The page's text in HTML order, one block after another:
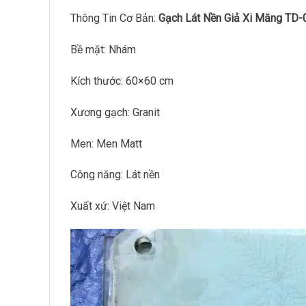
Thông Tin Cơ Bản: Gạch Lát Nền Giả Xi Măng TD-
Bề mặt: Nhám
Kích thước: 60×60 cm
Xương gạch: Granit
Men: Men Matt
Công năng: Lát nền
Xuất xứ: Việt Nam